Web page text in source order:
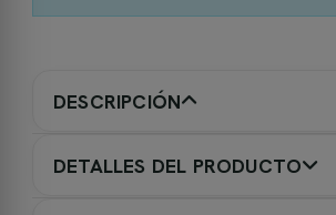
DESCRIPCIÓN
DETALLES DEL PRODUCTO